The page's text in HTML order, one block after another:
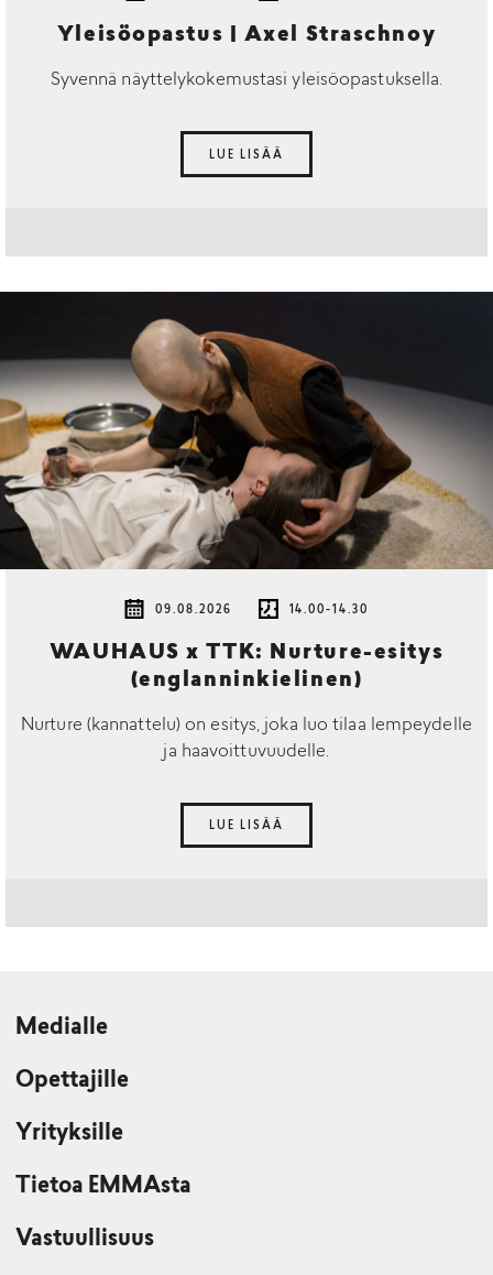
Yleisöopastus | Axel Straschnoy
Syvennä näyttelykokemustasi yleisöopastuksella.
LUE LISÄÄ
09.08.2026 14.00-14.30
WAUHAUS x TTK: Nurture-esitys
(englanninkielinen)
Nurture (kannattelu) on esitys, joka luo tilaa lempeydelle
ja haavoittuvuudelle.
LUE LISÄÄ
Medialle
Opettajille
Yrityksille
Tietoa EMMAsta
Vastuullisuus